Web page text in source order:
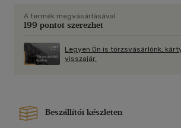
A termék megvásárlásával
199 pontot szerezhet
Legyen Ön is törzsvásárlónk,
visszajár.
Beszállítói készleten